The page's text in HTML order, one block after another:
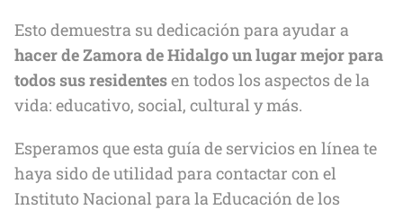
Esto demuestra su dedicación para ayudar a
hacer de Zamora de Hidalgoun lugar mejor para
todos sus residentesen todos los aspectos de la
vida: educativo, social, cultural y más.
Esperamos que esta guía de servicios en línea te
haya sido de utilidad para contactar con el
Instituto Nacional para la Educación de los